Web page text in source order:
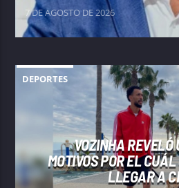
7 DE AGOSTO DE 2026
DEPORTES
VOZINHA REVELÓ
MOTIVOS POR EL CUÁL
LLEGAR A